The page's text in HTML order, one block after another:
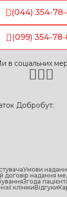
(044) 354-
(099) 354-
в соціальних
Добробут:
Умови
договір надання
Згода
клінікиВідгуки